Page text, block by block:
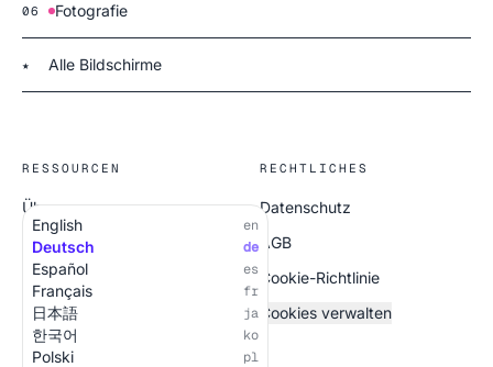
06 Fotografie
★ Alle Bildschirme
RESSOURCEN
Über uns
Alle Bildschirme
RECHTLICHES
Datenschutz
AGB
Cookie-Richtlinie
Cookies verwalten
English en
Deutsch de
Español es
Français fr
日本語 ja
한국어 ko
Polski pl